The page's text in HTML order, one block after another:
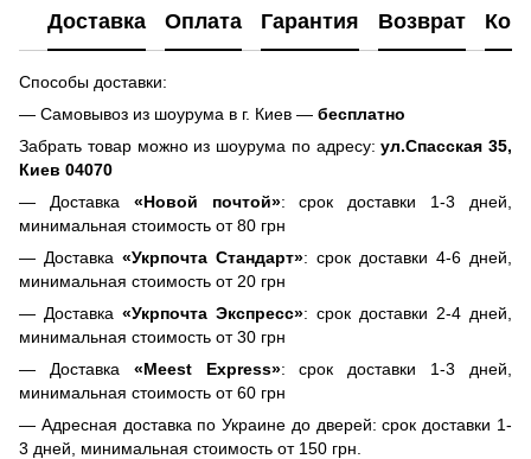
Доставка Оплата Гарантия Возврат
Способы доставки:
— Самовывоз из шоурума в г. Киев — бесплатно
Забрать товар можно из шоурума по адресу:ул.Спасская 35,
Киев 04070
— Доставка «Новой почтой»: срок доставки 1-3 дней,
минимальная стоимость от 80 грн
— Доставка «Укрпочта Стандарт»: срок доставки 4-6 дней,
минимальная стоимость от 20 грн
— Доставка «Укрпочта Экспресс»: срок доставки 2-4 дней,
минимальная стоимость от 30 грн
— Доставка «Meest Express»: срок доставки 1-3 дней,
минимальная стоимость от 60 грн
— Адресная доставка по Украине до дверей: срок доставки 1-
3 дней, минимальная стоимость от 150 грн.